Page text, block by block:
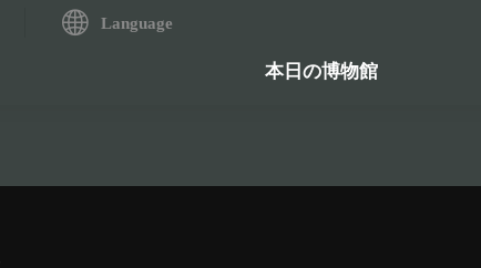
Language
本日の博物館
歴史資料検索システム